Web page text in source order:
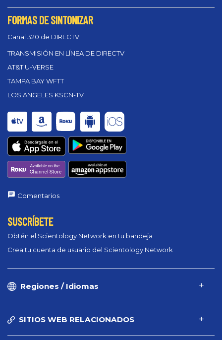
FORMAS DE SINTONIZAR
Canal 320 de DIRECTV
TRANSMISIÓN EN LÍNEA DE DIRECTV
AT&T U-VERSE
TAMPA BAY WFTT
LOS ANGELES KSCN-TV
Comentarios
SUSCRÍBETE
Obtén el Scientology Network en tu bandeja
Crea tu cuenta de usuario del Scientology Network
Regiones / Idiomas
SITIOS WEB RELACIONADOS